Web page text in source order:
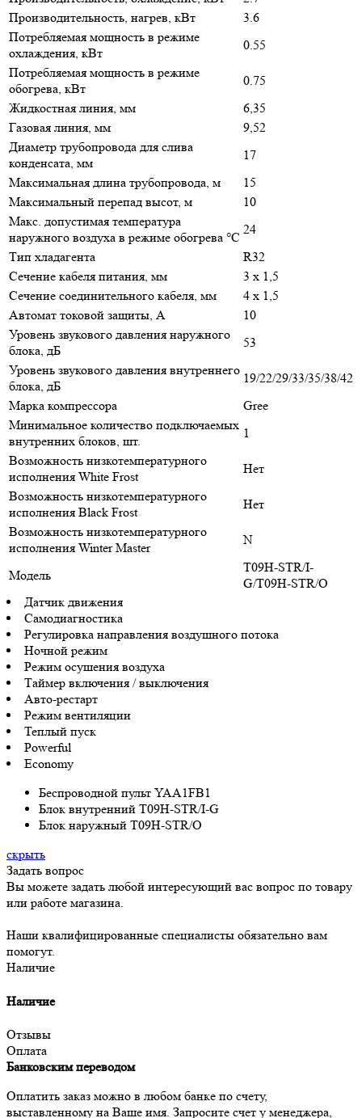
Производительность, нагрев, кВт
3.6
Потребляемая мощность в режиме
охлаждения, кВт
0.55
Потребляемая мощность в режиме
обогрева, кВт
0.75
Жидкостная линия, мм
6,35
Газовая линия, мм
9,52
Диаметр трубопровода для слива
конденсата, мм
17
Максимальная длина трубопровода, м
15
Максимальный перепад высот, м
10
Макс. допустимая температура
наружного воздуха в режиме обогрева °С
24
Тип хладагента
R32
Сечение кабеля питания, мм
3 х 1,5
Сечение соединительного кабеля, мм
4 х 1,5
Автомат токовой защиты, A
10
Уровень звукового давления наружного
блока, дБ
53
Уровень звукового давления внутреннего
блока, дБ
19/22/29/33/35/38/42
Марка компрессора
Gree
Минимальное количество подключаемых
внутренних блоков, шт.
1
Возможность низкотемпературного
исполнения White Frost
Нет
Возможность низкотемпературного
исполнения Black Frost
Нет
Возможность низкотемпературного
исполнения Winter Master
N
Модель
T09H-STR/I-
G/T09H-STR/O
Датчик движения
Самодиагностика
Регулировка направления воздушного потока
Ночной режим
Режим осушения воздуха
Таймер включения / выключения
Авто-рестарт
Режим вентиляции
Теплый пуск
Powerful
Economy
Беспроводной пульт YAA1FB1
Блок внутренний T09H-STR/I-G
Блок наружный T09H-STR/O
скрыть
Задать вопрос
Вы можете задать любой интересующий вас вопрос по товару
или работе магазина.
Наши квалифицированные специалисты обязательно вам
помогут.
Наличие
Наличие
Отзывы
Оплата
Банковским переводом
Оплатить заказ можно в любом банке по счету,
выставленному на Ваше имя. Запросите счет у менеджера,